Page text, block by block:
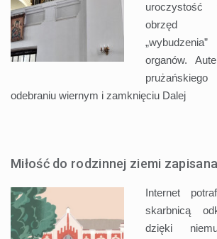
uroczystość
obrzęd
organów.
odebraniu wiernym i zamknięciu Dalej
Miłość do rodzinnej ziemi
Internet
skarbnicą
dzięki